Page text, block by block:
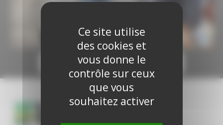
Ce site utilise
des cookies et
vous donne le
contrôle sur ceux
que vous
souhaitez activer